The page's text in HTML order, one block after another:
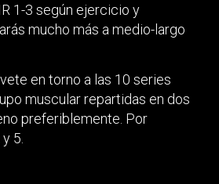
1-3 según ejercicio y
mucho más a medio-largo
en torno a las 10 series
muscular repartidas en dos
preferiblemente. Por
5.